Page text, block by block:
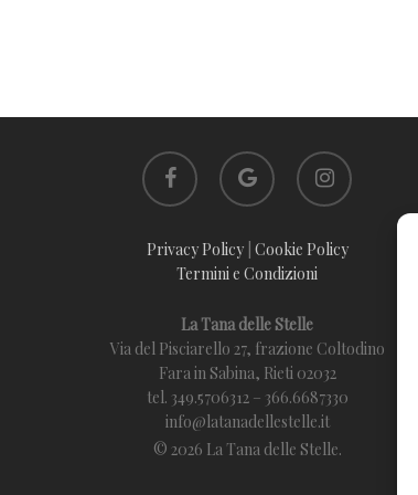
facebook
google-
plus
instagram
Privacy Policy| Cookie Policy
Termini e Condizioni
La Tana delle Stelle
Via del Pisciarello 27, frazione Coltodino
Fara in Sabina, Rieti 02032
tel. 349.5706312 – 366.6687330
info@latanadellestelle.it
© 2026 La Tana delle Stelle.